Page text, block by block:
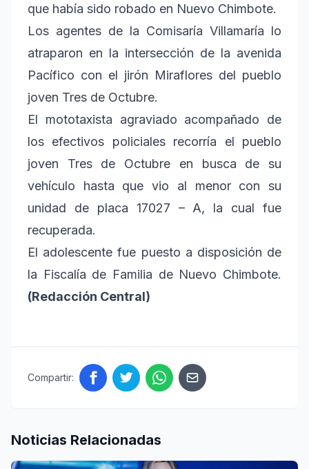
que había sido robado en Nuevo Chimbote.
Los agentes de la Comisaría Villamaría lo
atraparon en la intersección de la avenida
Pacífico con el jirón Miraflores del pueblo
joven Tres de Octubre.
El mototaxista agraviado acompañado de
los efectivos policiales recorría el pueblo
joven Tres de Octubre en busca de su
vehículo hasta que vio al menor con su
unidad de placa 17027 – A, la cual fue
recuperada.
El adolescente fue puesto a disposición de
la Fiscalía de Familia de Nuevo Chimbote.
(Redacción Central)
Compartir:
Noticias Relacionadas